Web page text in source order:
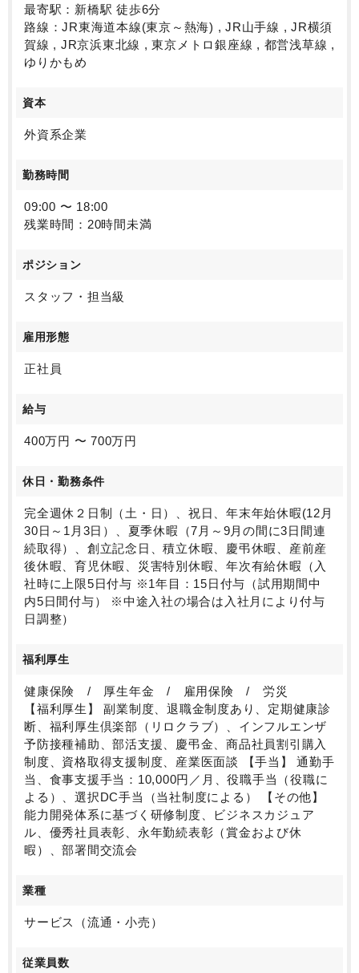
最寄駅：新橋駅 徒歩6分
路線：JR東海道本線(東京～熱海) , JR山手線 , JR横須
賀線 , JR京浜東北線 , 東京メトロ銀座線 , 都営浅草線 ,
ゆりかもめ
資本
外資系企業
勤務時間
09:00 〜 18:00
残業時間：20時間未満
ポジション
スタッフ・担当級
雇用形態
正社員
給与
400万円 〜 700万円
休日・勤務条件
完全週休２日制（土・日）、祝日、年末年始休暇(12月
30日～1月3日）、夏季休暇（7月～9月の間に3日間連
続取得）、創立記念日、積立休暇、慶弔休暇、産前産
後休暇、育児休暇、災害特別休暇、年次有給休暇（入
社時に上限5日付与 ※1年目：15日付与（試用期間中
内5日間付与） ※中途入社の場合は入社月により付与
日調整）
福利厚生
健康保険 / 厚生年金 / 雇用保険 / 労災
【福利厚生】 副業制度、退職金制度あり、定期健康診
断、福利厚生倶楽部（リロクラブ）、インフルエンザ
予防接種補助、部活支援、慶弔金、商品社員割引購入
制度、資格取得支援制度、産業医面談 【手当】 通勤手
当、食事支援手当：10,000円／月、役職手当（役職に
よる）、選択DC手当（当社制度による） 【その他】
能力開発体系に基づく研修制度、ビジネスカジュア
ル、優秀社員表彰、永年勤続表彰（賞金および休
暇）、部署間交流会
業種
サービス（流通・小売）
従業員数